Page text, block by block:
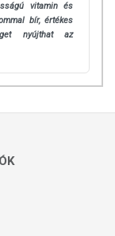
vitamin és
bír, értékes
nyújthat az